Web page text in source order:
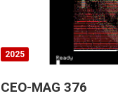
2025
CEO-MAG 376